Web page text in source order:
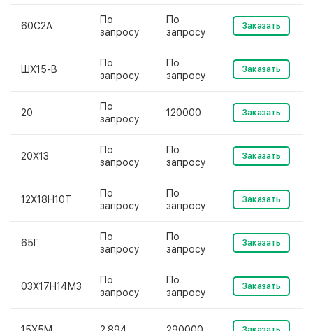
60С2А
По
запросу
По
запросу
Заказать
ШХ15-В
По
запросу
По
запросу
Заказать
20
По
запросу
120000 Заказать
20Х13
По
запросу
По
запросу
Заказать
12Х18Н10Т
По
запросу
По
запросу
Заказать
65Г
По
запросу
По
запросу
Заказать
03Х17Н14М3
По
запросу
По
запросу
Заказать